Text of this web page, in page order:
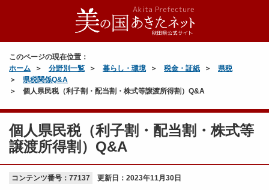
このページの現在位置：
ホーム
分野別一覧 暮らし・環境 税金・証紙
県税
県税関係Q&A
個人県民税（利子割・配当割・株式等譲渡所得割）Q&A
個人県民税（利子割・配当割・株式等
譲渡所得割）Q&A
コンテンツ番号：77137 更新日： 2023年11月30日